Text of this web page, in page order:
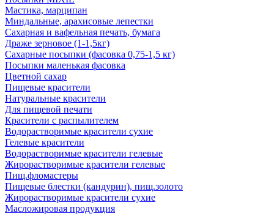
Мастика, марципан
Миндальные, арахисовые лепестки
Сахарная и вафельная печать, бумага
Драже зерновое (1-1,5кг)
Сахарные посыпки (фасовка 0,75-1,5 кг)
Посыпки маленькая фасовка
Цветной сахар
Пищевые красители
Натуральные красители
Для пищевой печати
Красители с распылителем
Водорастворимые красители сухие
Гелевые красители
Водорастворимые красители гелевые
Жирорастворимые красители гелевые
Пищ.фломастеры
Пищевые блестки (кандурин), пищ.золото
Жирорастворимые красители сухие
Масложировая продукция